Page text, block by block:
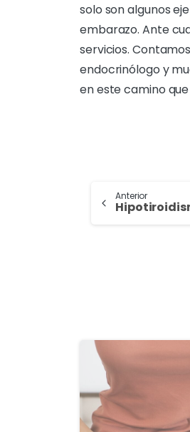
solo son algunos
embarazo. Ante
servicios.
endocrinólogo y
en este camino
Anterior